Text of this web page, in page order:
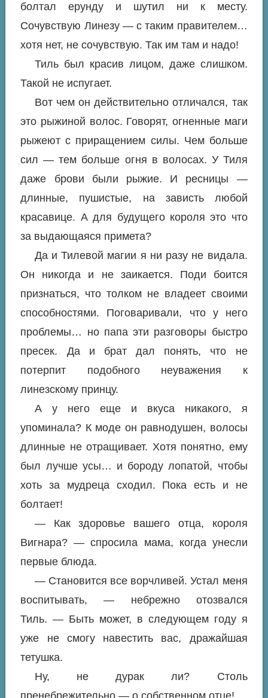
болтал ерунду и шутил ни к месту.
Сочувствую Линезу — с таким правителем…
хотя нет, не сочувствую. Так им там и надо!
Тиль был красив лицом, даже слишком.
Такой не испугает.
Вот чем он действительно отличался, так
это рыжиной волос. Говорят, огненные маги
рыжеют с приращением силы. Чем больше
сил — тем больше огня в волосах. У Тиля
даже брови были рыжие. И ресницы —
длинные, пушистые, на зависть любой
красавице. А для будущего короля это что
за выдающаяся примета?
Да и Тилевой магии я ни разу не видала.
Он никогда и не заикается. Поди боится
признаться, что толком не владеет своими
способностями. Поговаривали, что у него
проблемы… но папа эти разговоры быстро
пресек. Да и брат дал понять, что не
потерпит подобного неуважения к
линезскому принцу.
А у него еще и вкуса никакого, я
упоминала? К моде он равнодушен, волосы
длинные не отращивает. Хотя понятно, ему
был лучше усы… и бороду лопатой, чтобы
хоть за мудреца сходил. Пока есть и не
болтает!
— Как здоровье вашего отца, короля
Вигнара? — спросила мама, когда унесли
первые блюда.
— Становится все ворчливей. Устал меня
воспитывать, — небрежно отозвался
Тиль. — Быть может, в следующем году я
уже не смогу навестить вас, дражайшая
тетушка.
Ну, не дурак ли? Столь
пренебрежительно — о собственном отце!